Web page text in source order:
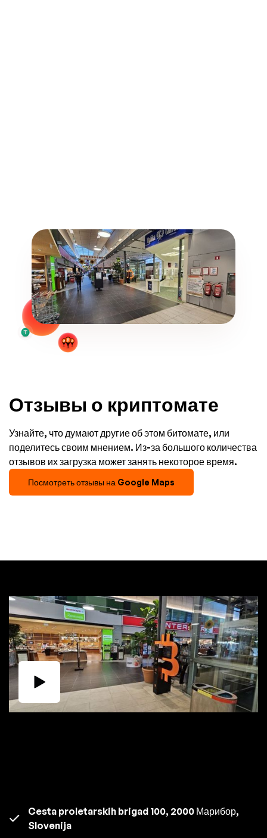
Отзывы о криптомате
Узнайте, что думают другие об этом битомате, или
поделитесь своим мнением. Из-за большого количества
отзывов их загрузка может занять некоторое время.
Посмотреть отзывы на Google Maps
Cesta proletarskih brigad 100, 2000 Марибор,
Slovenija